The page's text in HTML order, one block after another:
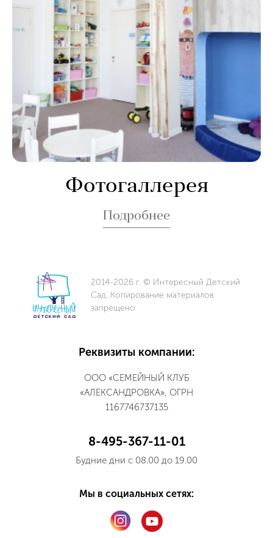
Фотогаллерея
Подробнее
2014-2026 г. © Интересный Детский
Сад. Копирование материалов
запрещено
Реквизиты компании:
ООО «СЕМЕЙНЫЙ КЛУБ
«АЛЕКСАНДРОВКА», ОГРН
1167746737135
8-495-367-11-01
Будние дни с 08.00 до 19.00
Мы в социальных сетях: